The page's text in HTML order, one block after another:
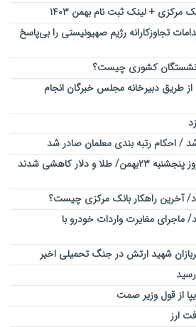
+ لینک ثبت نام بهمن ۱۴۰۳
تجاوزکارانه رژیم صهیونیستی را بی‌پاسخ
کشوری چیست؟
طریق دبیرخانه مجلس خبرگان انجام
/ احکام رتبه بندی معلمان صادر شد
آخرین قیمت طلا و دلار امروز پنجشنبه ۲۳بهمن/ طلا و دلار کاهشی شدند
آخرین راهکار بانک مرکزی چیست؟
مغایرت واردات خودرو با
از قول وزیر صمت
ارز